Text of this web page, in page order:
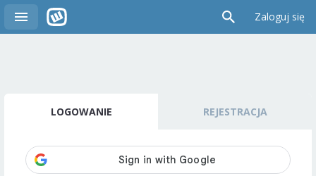
Zaloguj się
LOGOWANIE REJESTRACJA